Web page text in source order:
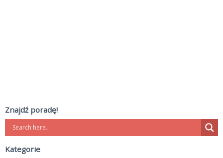
Znajdź poradę!
Kategorie